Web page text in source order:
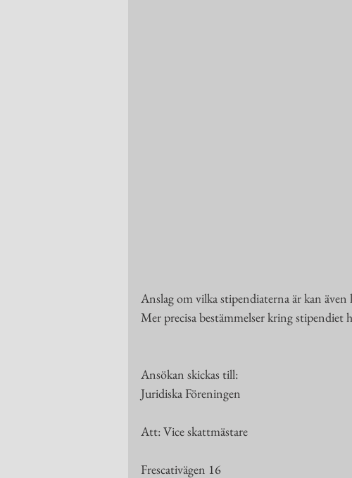
Anslag om vilka stipendiaterna är kan
Mer precisa bestämmelser kring stipendiet
Ansökan skickas till:
Juridiska Föreningen
Att: Vice skattmästare
Frescativägen 16